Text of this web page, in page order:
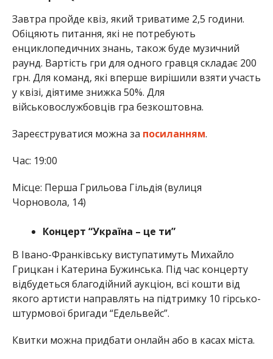
Завтра пройде квіз, який триватиме 2,5 години.
Обіцяють питання, які не потребують
енциклопедичних знань, також буде музичний
раунд. Вартість гри для одного гравця складає 200
грн. Для команд, які вперше вирішили взяти участь
у квізі, діятиме знижка 50%. Для
військовослужбовців гра безкоштовна.
Зареєструватися можна за посиланням.
Час: 19:00
Місце: Перша Грильова Гільдія (вулиця
Чорновола, 14)
Концерт “Україна – це ти”
В Івано-Франківську виступатимуть Михайло
Грицкан і Катерина Бужинська. Під час концерту
відбудеться благодійний аукціон, всі кошти від
якого артисти направлять на підтримку 10 гірсько-
штурмової бригади “Едельвейс”.
Квитки можна придбати онлайн або в касах міста.